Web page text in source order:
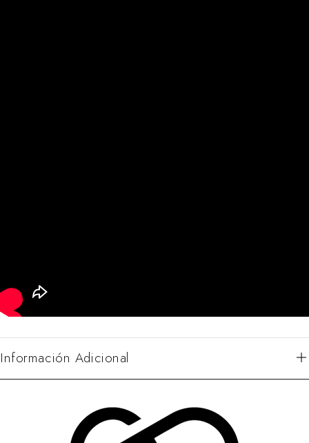
Información Adicional